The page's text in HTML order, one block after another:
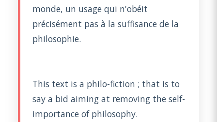
monde, un usage qui n'obéit
précisément pas à la suffisance de la
philosophie.
This text is a philo-fiction ; that is to
say a bid aiming at removing the self-
importance of philosophy.